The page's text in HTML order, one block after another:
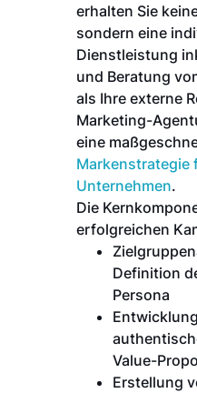
erhalten Sie
sondern eine
Dienstleistung
und Beratung
als Ihre externe
Marketing-
eine
Markenstrategie
Unternehmen.
Die
erfolgreichen
Definition
Persona
Value-
Erstellung